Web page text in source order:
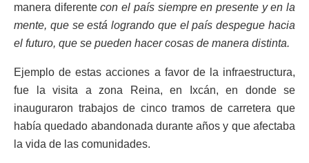
manera diferentecon el país siempre en presente y en la
mente, que se está logrando que el país despegue hacia
el futuro, que se pueden hacer cosas de manera distinta.
Ejemplo de estas acciones a favor de la infraestructura,
fue la visita a zona Reina, en Ixcán, en donde se
inauguraron trabajos de cinco tramos de carretera que
había quedado abandonada durante años y que afectaba
la vida de las comunidades.